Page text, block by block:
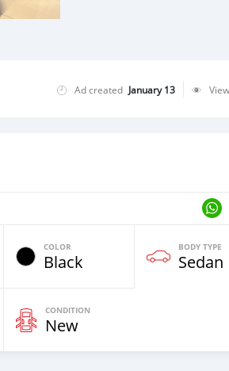
Ad created January 13
COLOR
Black
BODY TYPE
Sedan
CONDITION
New